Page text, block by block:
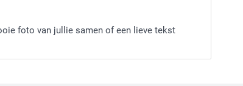
foto van jullie samen of een lieve tekst